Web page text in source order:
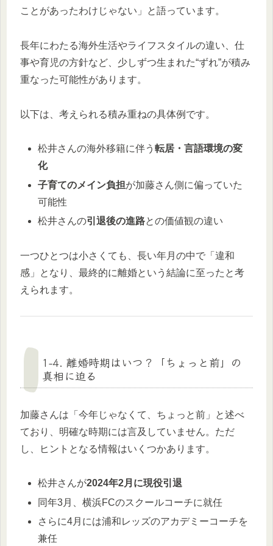
ことがあったわけじゃない」と語っています。
長年にわたる海外生活やライフスタイルの違い、仕
事や育児の方針など、少しずつ生まれた“ずれ”が積み
重なった可能性があります。
以下は、考えられる積み重ねの具体例です。
松井さんの海外移籍に伴う転居・言語環境の変
化
子育てのメイン負担が加藤さん側に偏っていた
可能性
松井さんの引退後の進路との価値観の違い
一つひとつは小さくても、長い年月の中で「違和
感」となり、最終的に離婚という結論に至ったと考
えられます。
1-4. 離婚時期はいつ？「ちょっと前」の
真相に迫る
加藤さんは「今年じゃなくて、ちょっと前」と述べ
ており、明確な時期には言及していません。ただ
し、ヒントとなる情報はいくつかあります。
松井さんが2024年2月に現役引退
同年3月、横浜FCのスクールコーチに就任
さらに4月には浦和レッズのアカデミーコーチを
兼任